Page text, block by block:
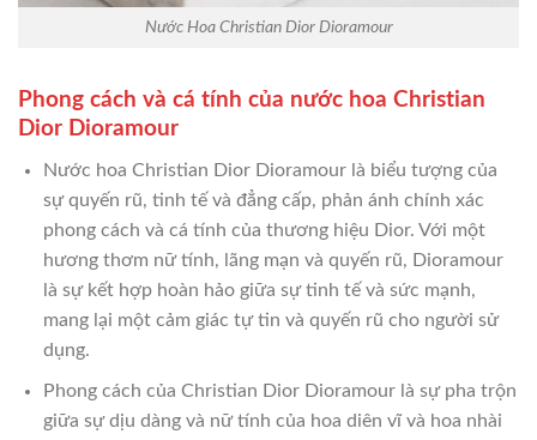
Nước Hoa Christian Dior Dioramour
Phong cách và cá tính của nước hoa Christian
Dior Dioramour
Nước hoa Christian Dior Dioramour là biểu tượng của
sự quyến rũ, tinh tế và đẳng cấp, phản ánh chính xác
phong cách và cá tính của thương hiệu Dior. Với một
hương thơm nữ tính, lãng mạn và quyến rũ, Dioramour
là sự kết hợp hoàn hảo giữa sự tinh tế và sức mạnh,
mang lại một cảm giác tự tin và quyến rũ cho người sử
dụng.
Phong cách của Christian Dior Dioramour là sự pha trộn
giữa sự dịu dàng và nữ tính của hoa diên vĩ và hoa nhài